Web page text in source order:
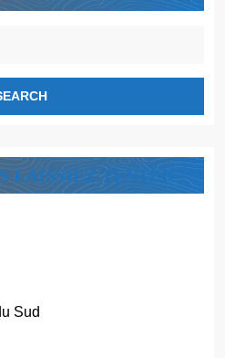
LAISSIEZ TENTER ?
Sud